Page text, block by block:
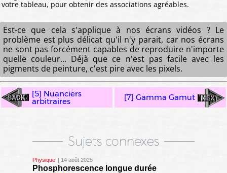
Sujets connexes
Physique | 14 août 2025
Phosphorescence longue durée
votre tableau, pour obtenir des associations agréables.
Est-ce que cela s'applique à nos écrans vidéos ? Le
problème est plus délicat qu'il n'y parait, car nos écrans
ne sont pas forcément capables de reproduire n'importe
quelle couleur... Déjà que ce n'est pas facile avec les
pigments de peinture, c'est pire avec les pixels.
[5] Nuanciers
arbitraires [7] Gamma Gamut